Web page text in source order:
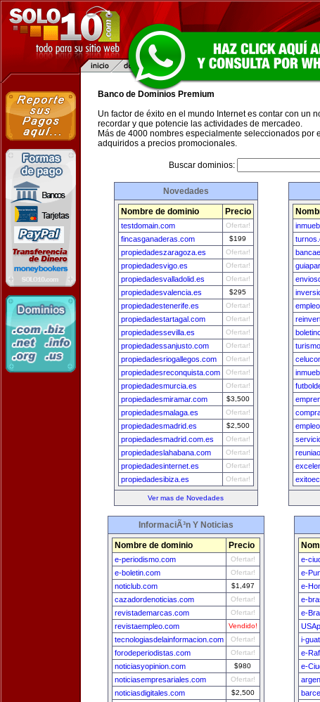
Banco de Dominios Premium
Un factor de éxito en el mundo Internet es contar con un
recordar y que potencie las actividades de mercadeo.
Más de 4000 nombres especialmente seleccionados por
adquiridos a precios promocionales.
Buscar dominios:
Novedades
Nombre de dominio Precio
testdomain.com Ofertar!
fincasganaderas.com $199
propiedadeszaragoza.es Ofertar!
propiedadesvigo.es Ofertar!
propiedadesvalladolid.es Ofertar!
propiedadesvalencia.es $295
propiedadestenerife.es Ofertar!
propiedadestartagal.com Ofertar!
propiedadessevilla.es Ofertar!
propiedadessanjusto.com Ofertar!
propiedadesriogallegos.com Ofertar!
propiedadesreconquista.com Ofertar!
propiedadesmurcia.es Ofertar!
propiedadesmiramar.com $3,500
propiedadesmalaga.es Ofertar!
propiedadesmadrid.es $2,500
propiedadesmadrid.com.es Ofertar!
propiedadeslahabana.com Ofertar!
propiedadesinternet.es Ofertar!
propiedadesibiza.es Ofertar!
Ver mas de Novedades
InformaciÃ³n Y Noticias
Nombre de dominio Precio
e-periodismo.com Ofertar!
e-boletin.com Ofertar!
noticlub.com $1,497
cazadordenoticias.com Ofertar!
revistademarcas.com Ofertar!
revistaempleo.com Vendido!
tecnologiasdelainformacion.com Ofertar!
forodeperiodistas.com Ofertar!
noticiasyopinion.com $980
noticiasempresariales.com Ofertar!
noticiasdigitales.com $2,500
e-
e-
e-
e-
e-
i-
e-
e-